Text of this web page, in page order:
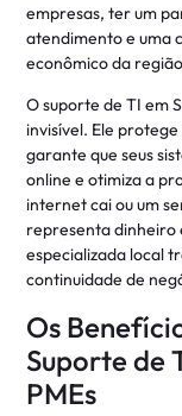
empresas, ter um
atendimento e uma
econômico da
O suporte de TI em
invisível. Ele
garante que seus
online e otimiza a
internet cai ou um
representa dinheiro
especializada local
continuidade de
Os
Suporte de
PMEs